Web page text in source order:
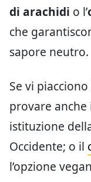
di arachidi o l’
che
sapore neutro.
Se vi
provare anche
istituzione
Occidente; o il
l’opzione